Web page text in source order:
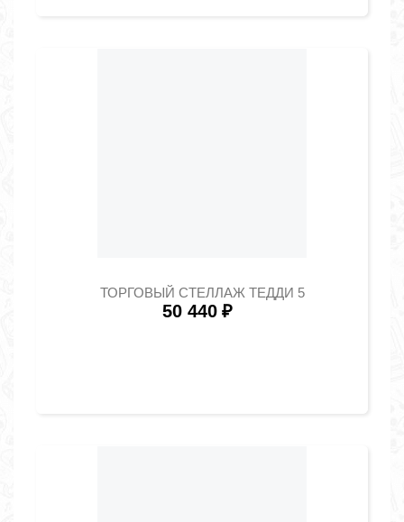
ТОРГОВЫЙ СТЕЛЛАЖ ТЕДДИ 5
50 440 ₽